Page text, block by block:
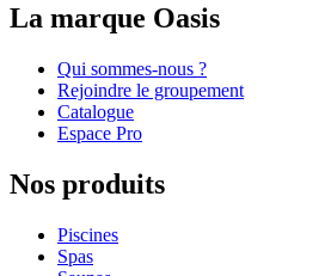
La marque Oasis
Qui sommes-nous ?
Rejoindre le groupement
Catalogue
Espace Pro
Nos produits
Piscines
Spas